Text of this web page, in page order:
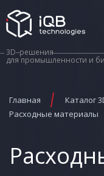
3D–решения
для промышленности и
Главная
Каталог
Расходные материалы